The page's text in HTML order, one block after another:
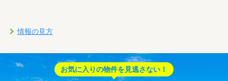
情報の見方
お気に入りの物件を見逃さない！